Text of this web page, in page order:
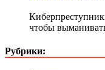
чтобы
Рубрики: